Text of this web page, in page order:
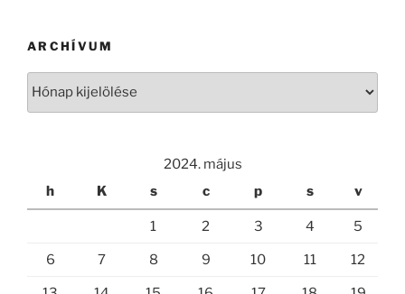
ARCHÍVUM
2024. május
h
K s c p s v
1 2 3 4 5
6 7 8 9 10 11 12